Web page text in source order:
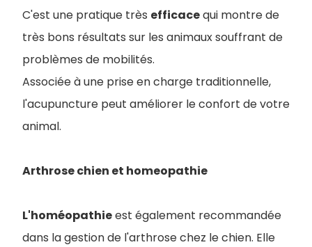
C'est une pratique très efficacequi montre de
très bons résultats sur les animaux souffrant de
problèmes de mobilités.
Associée à une prise en charge traditionnelle,
l'acupuncture peut améliorer le confort de votre
animal.
Arthrose chien et homeopathie
L'homéopathieest également recommandée
dans la gestion de l'arthrose chez le chien. Elle